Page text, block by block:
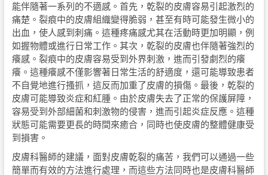
能伴隨著一系列的不適感。首先，乾裂的皮膚容易引起激烈的
痛楚。裂痕中的皮膚組織變得脆弱，甚至有時可能發生微小的
出血，使人感到刺痛。這種疼痛感尤其在活動時更加明顯，例
如握物體或進行日常工作。其次，乾裂的皮膚也伴隨著強烈的
癢感。裂痕中的皮膚容易受到外界刺激，進而引發劇烈的癢
癢。這種癢感不僅影響著日常生活的舒適度，還可能導致患者
不自覺地進行搔抓，這反而加重了皮膚的損傷。最後，乾裂的
皮膚可能導致炎症和紅腫。由於皮膚失去了正常的保護屏障，
容易受到外部細菌和刺激物的侵害，進而引起炎症反應。這種
狀態可能需要更長的時間來癒合，同時也使皮膚的整體健康受
到損害。
皮膚科醫師的建議，面對皮膚乾裂的痛苦，我們可以通過一些
簡單而有效的方法進行處理，而這些方法同時也是皮膚科醫師